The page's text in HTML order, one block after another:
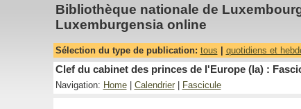
Bibliothèque nationale de
Luxemburgensia online
Sélection du type de publication: tous quotidiens et
Clef du cabinet des princes de l'Europe (la) :
Navigation: Home| Calendrier| Fascicule